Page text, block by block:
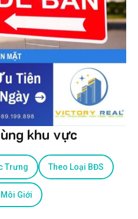
khu vực
Trưng Theo Loại BĐS
Giới